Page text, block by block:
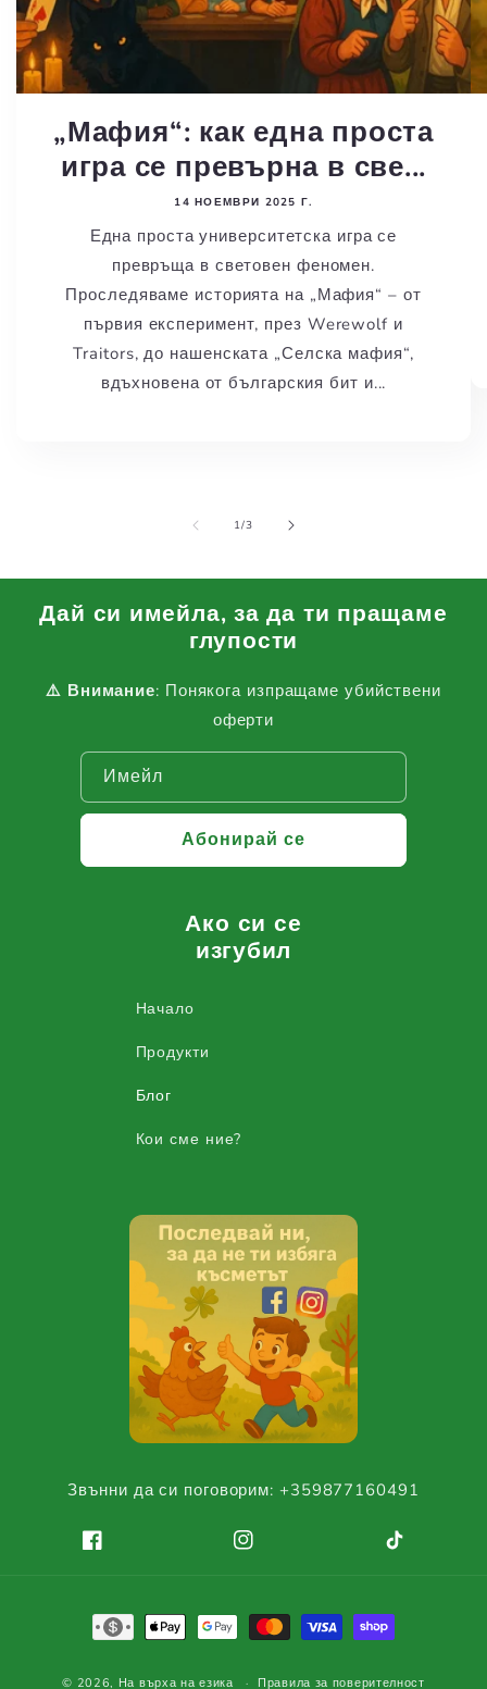
„Мафия“: как една проста
игра се превърна в све...
14 НОЕМВРИ 2025 Г.
Една проста университетска игра се
превръща в световен феномен.
Проследяваме историята на „Мафия“ – от
първия експеримент, през Werewolf и
Traitors, до нашенската „Селска мафия“,
вдъхновена от българския бит и...
1/от
3
Дай си имейла, за да ти пращаме
глупости
⚠️ Внимание: Понякога изпращаме убийствени
оферти
Имейл
Абонирай се
Ако си се
изгубил
Начало
Продукти
Блог
Кои сме ние?
Звънни да си поговорим: +359877160491
Facebook Instagram TikTok
на
© 2026, На върха на езика Правила за поверителност